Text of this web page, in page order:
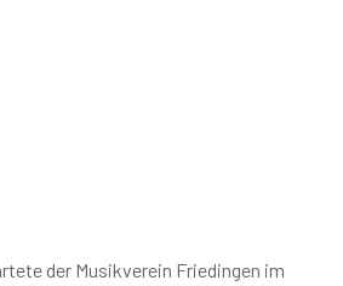
der Musikverein Friedingen im